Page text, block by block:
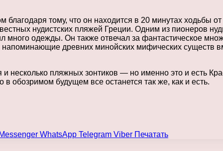
тому, что он находится в 20 минутах ходьбы
нудистских пляжей Греции. Одним из пионеров
одежды. Он также отвечал за фантастическое
древних минойских мифических существ
и несколько пляжных зонтиков — но именно это и есть
обозримом будущем все останется так же, как и есть.
WhatsApp Telegram Viber Печатать